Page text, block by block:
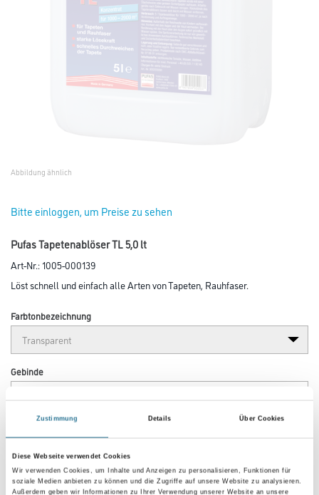
Zustimmung Details Über Cookies
Diese Webseite verwendet Cookies
Wir verwenden Cookies, um Inhalte und Anzeigen zu personalisieren, Funktionen für
soziale Medien anbieten zu können und die Zugriffe auf unsere Website zu analysieren.
Außerdem geben wir Informationen zu Ihrer Verwendung unserer Website an unsere
Abbildung ähnlich
Bitte einloggen, um Preise zu sehen
Pufas Tapetenablöser TL 5,0 lt
Art-Nr.:1005-000139
Löst schnell und einfach alle Arten von Tapeten, Rauhfaser.
Farbtonbezeichnung
Gebinde
Umrechnungsfaktoren